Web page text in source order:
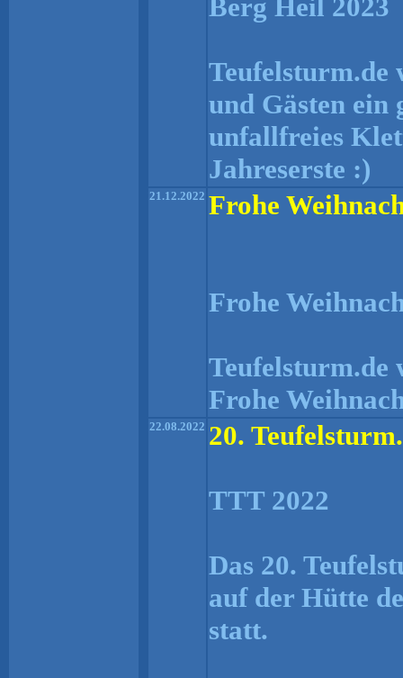
Berg Heil 2023
Teufelsturm.de
und Gästen ein
unfallfreies
Jahreserste :)
21.12.2022 Frohe
Frohe
Teufelsturm.de
Frohe
22.08.2022 20.
TTT 2022
Das 20.
auf der Hütte
statt.